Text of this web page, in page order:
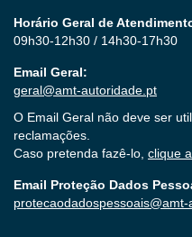
Horário Geral de
09h30-12h30 / 14h30-17h30
Email Geral:
geral@amt-autoridade.pt
O Email Geral não deve ser
reclamações.
Caso pretenda fazê-lo, clique
Email Proteção Dados